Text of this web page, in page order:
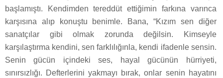
başlamıştı. Kendimden tereddüt ettiğimin farkına varınca
karşısına alıp konuştu benimle. Bana, “Kızım sen diğer
sanatçılar gibi olmak zorunda değilsin. Kimseyle
karşılaştırma kendini, sen farklılığınla, kendi ifadenle sensin.
Senin gücün içindeki ses, hayal gücünün hürriyeti,
sınırsızlığı. Defterlerini yakmayı bırak, onlar senin hayatını